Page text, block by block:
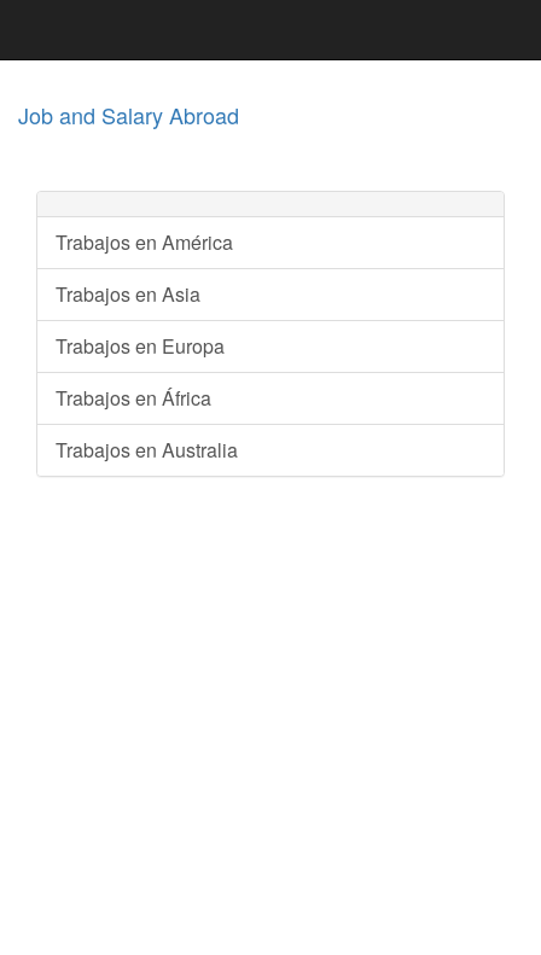
Job and Salary Abroad
Trabajos en América
Trabajos en Asia
Trabajos en Europa
Trabajos en África
Trabajos en Australia